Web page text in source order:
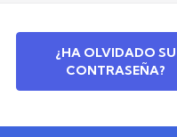
¿HA OLVIDADO SU
CONTRASEÑA?